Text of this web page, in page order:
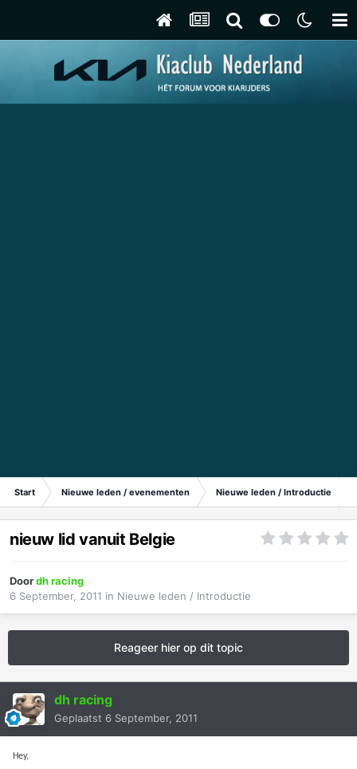
Start Nieuwe leden / evenementen Nieuwe leden / Introductie
nieuw lid vanuit Belgie
Doordh racing
6 September, 2011 in Nieuwe leden / Introductie
Reageer hier op dit topic
dh racing
Geplaatst 6 September, 2011
Hey,